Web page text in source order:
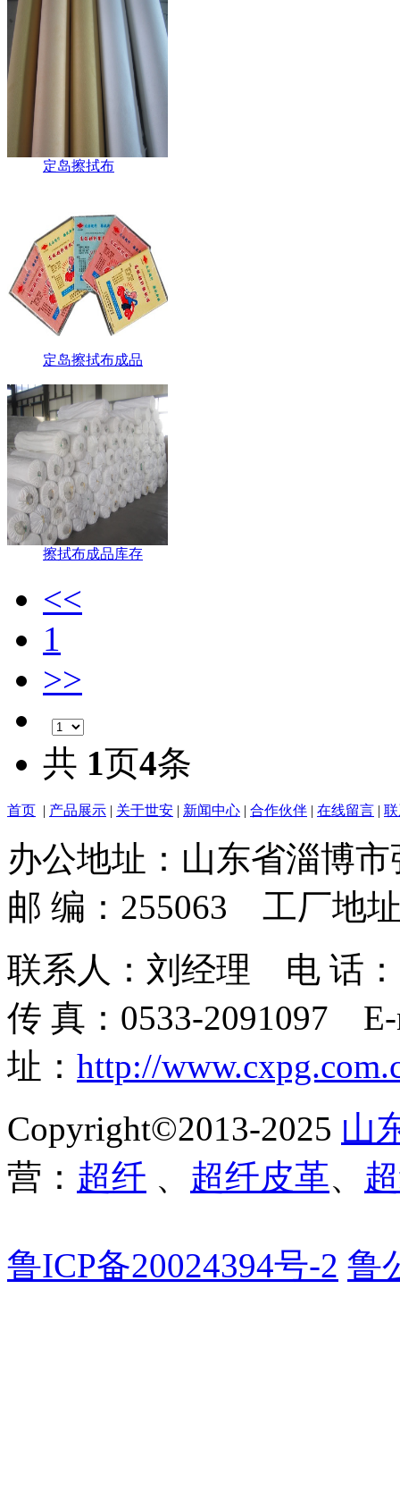
定岛擦拭布
定岛擦拭布成品
擦拭布成品库存
<<
1
>>
共 1页4条
首页 | 产品展示 | 关于世安 | 新闻中心 | 合作伙伴 | 在线留言 |
办公地址：山东省淄博
邮 编：255063 工厂地
联系人：刘经理 电 话：
传 真：0533-2091097
址： http://
Copyright©2013-2025 山
营： 超纤 、 超纤皮革、
鲁ICP备20024394号-2 鲁